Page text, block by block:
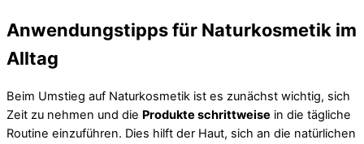
Anwendungstipps für Naturkosmetik im
Alltag
Beim Umstieg auf Naturkosmetik ist es zunächst wichtig, sich
Zeit zu nehmen und die Produkte schrittweise in die tägliche
Routine einzuführen. Dies hilft der Haut, sich an die natürlichen